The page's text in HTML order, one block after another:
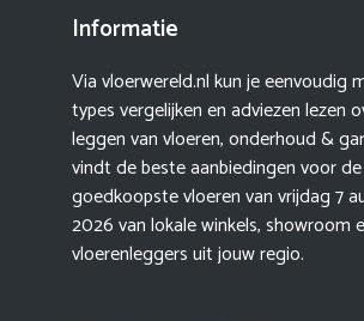
Informatie
Via vloerwereld.nl kun je eenvoudig
types vergelijken en adviezen lezen
leggen van vloeren, onderhoud &
vindt de beste aanbiedingen voor de
goedkoopste vloeren van vrijdag 7
2026 van lokale winkels, showroom
vloerenleggers uit jouw regio.